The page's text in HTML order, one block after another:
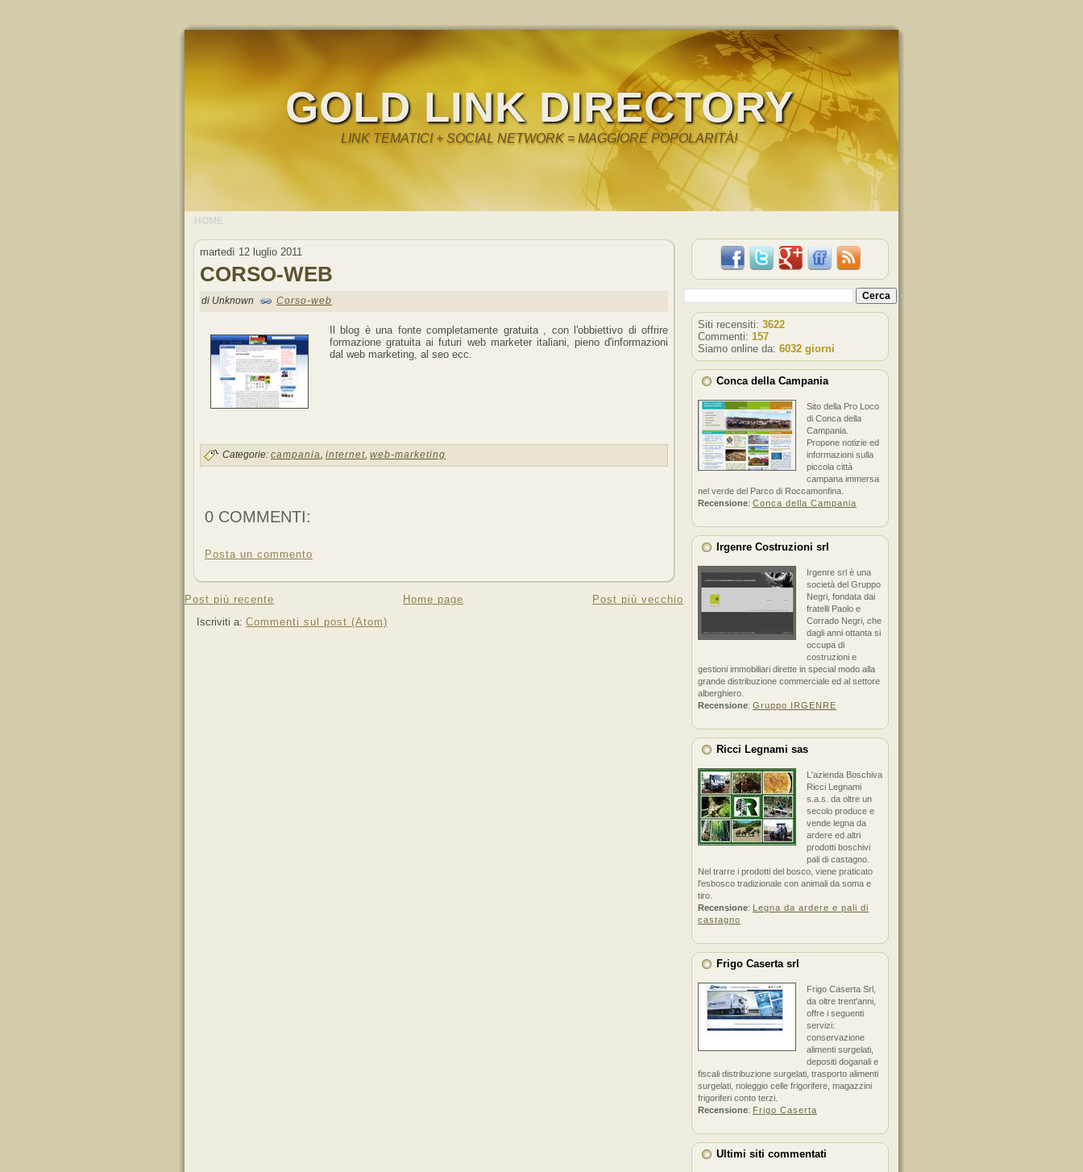
GOLD LINK DIRECTORY
LINK TEMATICI + SOCIAL NETWORK = MAGGIORE POPOLARITÀ!
HOME
martedì 12 luglio 2011
CORSO-WEB
di Unknown Corso-web
Il blog è una fonte completamente gratuita , con l'obbiettivo di offrire
formazione gratuita ai futuri web marketer italiani, pieno d'informazioni
dal web marketing, al seo ecc.
Categorie: campania, internet, web-marketing
0 COMMENTI:
Posta un commento
Post più recente Post più vecchio
Home page
Iscriviti a: Commenti sul post (Atom)
Siti recensiti: 3622
Commenti: 157
Siamo online da: 6032 giorni
Conca della Campania
Sito della Pro Loco
di Conca della
Campania.
Propone notizie ed
informazioni sulla
piccola città
campana immersa
nel verde del Parco di Roccamonfina.
Recensione: Conca della Campania
Irgenre Costruzioni srl
Irgenre srl è una
società del Gruppo
Negri, fondata dai
fratelli Paolo e
Corrado Negri, che
dagli anni ottanta si
occupa di
costruzioni e
gestioni immobiliari dirette in special modo alla
grande distribuzione commerciale ed al settore
alberghiero.
Recensione: Gruppo IRGENRE
Ricci Legnami sas
L'azienda Boschiva
Ricci Legnami
s.a.s. da oltre un
secolo produce e
vende legna da
ardere ed altri
prodotti boschivi
pali di castagno.
Nel trarre i prodotti del bosco, viene praticato
l'esbosco tradizionale con animali da soma e
tiro.
Recensione: Legna da ardere e pali di
castagno
Frigo Caserta srl
Frigo Caserta Srl,
da oltre trent'anni,
offre i seguenti
servizi:
conservazione
alimenti surgelati,
depositi doganali e
fiscali distribuzione surgelati, trasporto alimenti
surgelati, noleggio celle frigorifere, magazzini
frigoriferi conto terzi.
Recensione: Frigo Caserta
Ultimi siti commentati